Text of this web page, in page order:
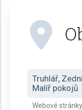
Truhlář,
Malíř pokojů
Webové